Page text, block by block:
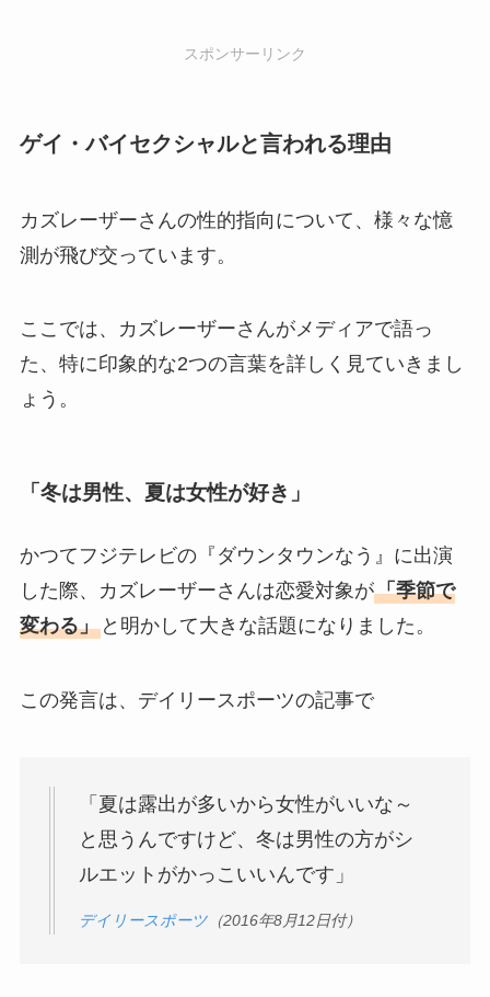
スポンサーリンク
ゲイ・バイセクシャルと言われる理由
カズレーザーさんの性的指向について、様々な憶
測が飛び交っています。
ここでは、カズレーザーさんがメディアで語っ
た、特に印象的な2つの言葉を詳しく見ていきまし
ょう。
「冬は男性、夏は女性が好き」
かつてフジテレビの『ダウンタウンなう』に出演
した際、カズレーザーさんは恋愛対象が「季節で
変わる」と明かして大きな話題になりました。
この発言は、デイリースポーツの記事で
「夏は露出が多いから女性がいいな～
と思うんですけど、冬は男性の方がシ
ルエットがかっこいいんです」
デイリースポーツ（2016年8月12日付）